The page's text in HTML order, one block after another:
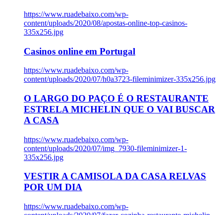
https://www.ruadebaixo.com/wp-
content/uploads/2020/08/apostas-online-top-casinos-
335x256.jpg
Casinos online em Portugal
https://www.ruadebaixo.com/wp-
content/uploads/2020/07/h0a3723-fileminimizer-335x256.jpg
O LARGO DO PAÇO É O RESTAURANTE
ESTRELA MICHELIN QUE O VAI BUSCAR
A CASA
https://www.ruadebaixo.com/wp-
content/uploads/2020/07/img_7930-fileminimizer-1-
335x256.jpg
VESTIR A CAMISOLA DA CASA RELVAS
POR UM DIA
https://www.ruadebaixo.com/wp-